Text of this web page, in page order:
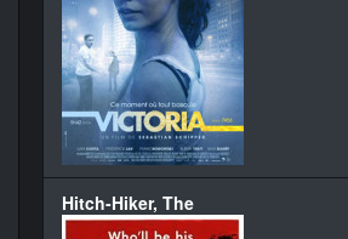
Hitch-Hiker, The